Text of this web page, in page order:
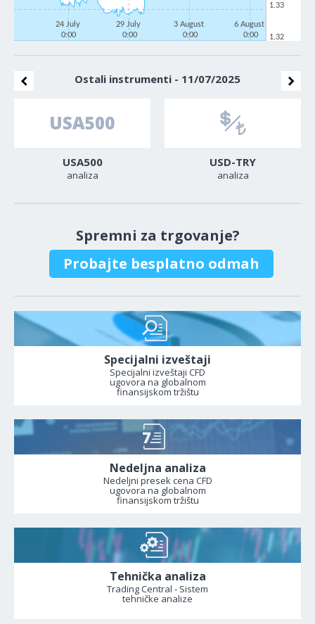
24 July
0:00
29 July
0:00
3 August
0:00
6 August
0:00
1.32
1.33
Ostali instrumenti - 11/07/2025
USA500
analiza
USD-TRY
analiza
Spremni za trgovanje?
Probajte besplatno odmah
Specijalni izveštaji
Specijalni izveštaji CFD
ugovora na globalnom
finansijskom tržištu
Nedeljna analiza
Nedeljni presek cena CFD
ugovora na globalnom
finansijskom tržištu
Tehnička analiza
Trading Central - Sistem
tehničke analize